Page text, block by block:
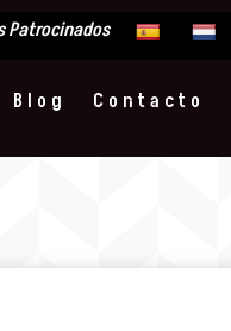
Patrocinados
Blog Contacto